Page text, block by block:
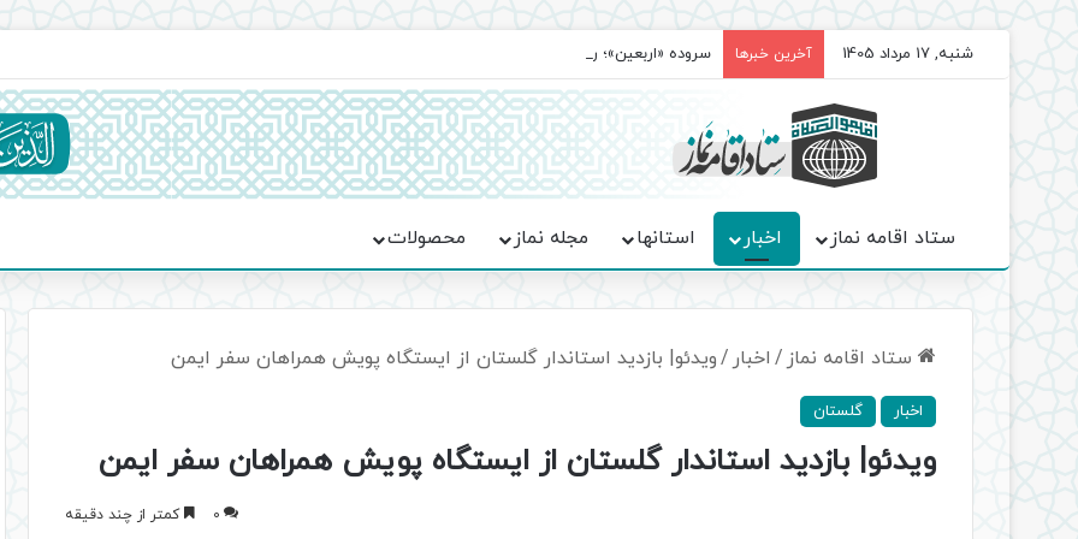
شنبه, 17 مرداد 1405 آخرین خبرها سروده‌ «اربعین»؛ روایت حماسه، استقامت و تمدن‌سازی امت اسلامی
ستاد اقامه نماز اخبار استانها مجله نماز محصولات
ستاد اقامه نماز / اخبار /ویدئو| بازدید استاندار گلستان از ایستگاه پویش همراهان سفر ایمن
اخبار گلستان
ویدئو| بازدید استاندار گلستان از ایستگاه پویش همراهان سفر ایمن
0 کمتر از چند دقیقه